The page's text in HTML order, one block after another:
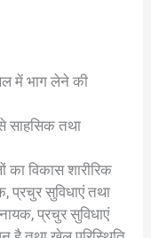
में भाग लेने की
साहसिक तथा
का विकास शारीरिक
प्रचुर सुविधाएं तथा
प्रचुर सुविधाएं